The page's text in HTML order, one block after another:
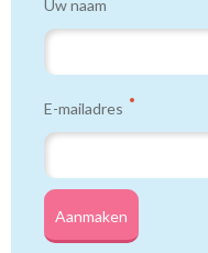
Uw naam
E-mailadres
Aanmaken